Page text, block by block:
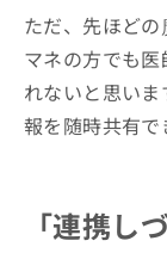
ただ、先ほど
マネの方でも
れないと思い
報を随時共有で
「連携し